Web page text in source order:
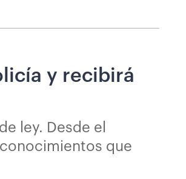
y recibirá
ley. Desde el
que